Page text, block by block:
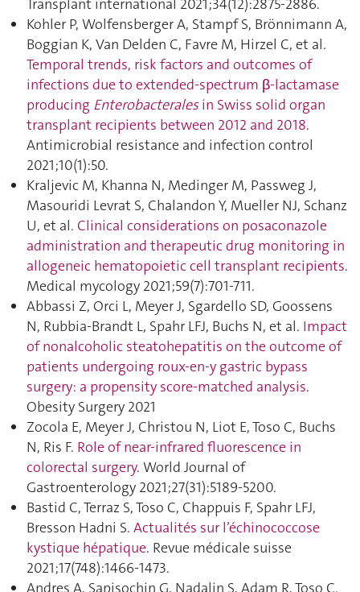
Transplant international 2021;34(12):2875‑2886.
Kohler P, Wolfensberger A, Stampf S, Brönnimann A,
Boggian K, Van Delden C, Favre M, Hirzel C, et al.
Temporal trends, risk factors and outcomes of
infections due to extended-spectrum β-lactamase
producing Enterobacteralesin Swiss solid organ
transplant recipients between 2012 and 2018.
Antimicrobial resistance and infection control
2021;10(1):50.
Kraljevic M, Khanna N, Medinger M, Passweg J,
Masouridi Levrat S, Chalandon Y, Mueller NJ, Schanz
U, et al. Clinical considerations on posaconazole
administration and therapeutic drug monitoring in
allogeneic hematopoietic cell transplant recipients.
Medical mycology 2021;59(7):701‑711.
Abbassi Z, Orci L, Meyer J, Sgardello SD, Goossens
N, Rubbia-Brandt L, Spahr LFJ, Buchs N, et al. Impact
of nonalcoholic steatohepatitis on the outcome of
patients undergoing roux-en-y gastric bypass
surgery: a propensity score-matched analysis.
Obesity Surgery 2021
Zocola E, Meyer J, Christou N, Liot E, Toso C, Buchs
N, Ris F. Role of near-infrared fluorescence in
colorectal surgery. World Journal of
Gastroenterology 2021;27(31):5189‑5200.
Bastid C, Terraz S, Toso C, Chappuis F, Spahr LFJ,
Bresson Hadni S. Actualités sur l’échinococcose
kystique hépatique. Revue médicale suisse
2021;17(748):1466‑1473.